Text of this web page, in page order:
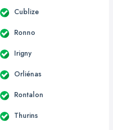
Cublize
Ronno
Irigny
Orliénas
Rontalon
Thurins